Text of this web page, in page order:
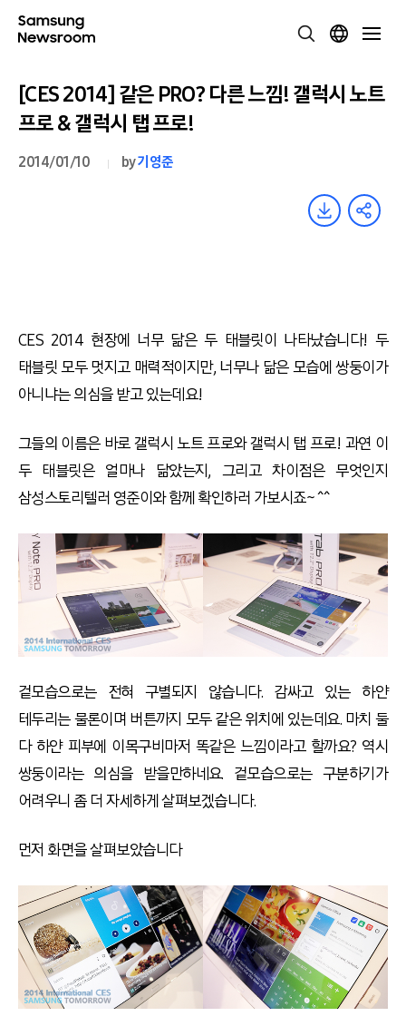
[CES 2014] 같은 PRO? 다른 느낌! 갤럭시 노트
프로 & 갤럭시 탭 프로!
2014/01/10 by기영준
CES 2014 현장에 너무 닮은 두 태블릿이 나타났습니다! 두
태블릿 모두 멋지고 매력적이지만, 너무나 닮은 모습에 쌍둥이가
아니냐는 의심을 받고 있는데요!
그들의 이름은 바로 갤럭시 노트 프로와 갤럭시 탭 프로! 과연 이
두 태블릿은 얼마나 닮았는지, 그리고 차이점은 무엇인지
삼성스토리텔러 영준이와 함께 확인하러 가보시죠~ ^^
겉모습으로는 전혀 구별되지 않습니다. 감싸고 있는 하얀
테두리는 물론이며 버튼까지 모두 같은 위치에 있는데요. 마치 둘
다 하얀 피부에 이목구비마저 똑같은 느낌이라고 할까요? 역시
쌍둥이라는 의심을 받을만하네요. 겉모습으로는 구분하기가
어려우니 좀 더 자세하게 살펴보겠습니다.
먼저 화면을 살펴보았습니다